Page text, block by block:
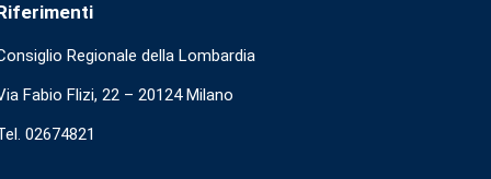
Regionale della Lombardia
Fabio Flizi, 22 – 20124 Milano
02674821